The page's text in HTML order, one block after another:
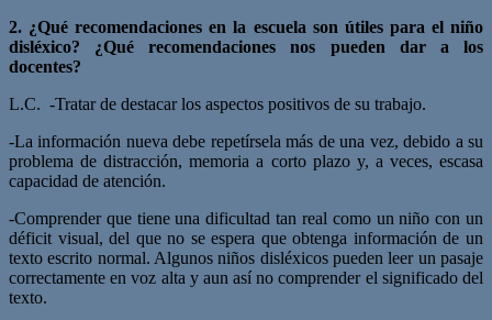
2. ¿Qué recomendaciones en la escuela son útiles para el niño
disléxico? ¿Qué recomendaciones nos pueden dar a los
docentes?
L.C. -Tratar de destacar los aspectos positivos de su trabajo.
-La información nueva debe repetírsela más de una vez, debido a su
problema de distracción, memoria a corto plazo y, a veces, escasa
capacidad de atención.
-Comprender que tiene una dificultad tan real como un niño con un
déficit visual, del que no se espera que obtenga información de un
texto escrito normal. Algunos niños disléxicos pueden leer un pasaje
correctamente en voz alta y aun así no comprender el significado del
texto.